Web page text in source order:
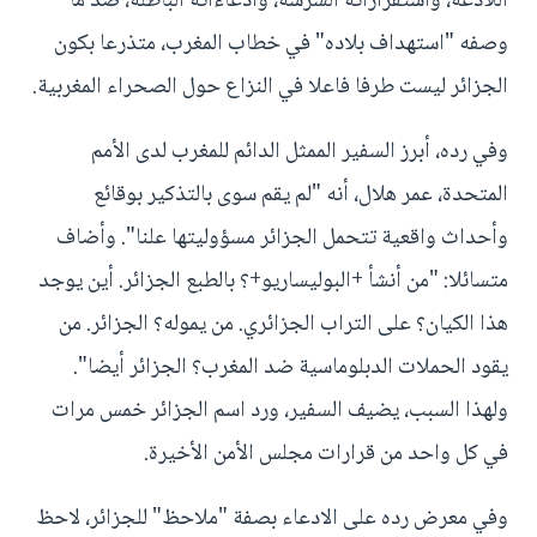
وصفه "استهداف بلاده" في خطاب المغرب، متذرعا بكون
الجزائر ليست طرفا فاعلا في النزاع حول الصحراء المغربية.
وفي رده، أبرز السفير الممثل الدائم للمغرب لدى الأمم
المتحدة، عمر هلال، أنه "لم يقم سوى بالتذكير بوقائع
وأحداث واقعية تتحمل الجزائر مسؤوليتها علنا". وأضاف
متسائلا: "من أنشأ +البوليساريو+؟ بالطبع الجزائر. أين يوجد
هذا الكيان؟ على التراب الجزائري. من يموله؟ الجزائر. من
يقود الحملات الدبلوماسية ضد المغرب؟ الجزائر أيضا".
ولهذا السبب، يضيف السفير، ورد اسم الجزائر خمس مرات
في كل واحد من قرارات مجلس الأمن الأخيرة.
وفي معرض رده على الادعاء بصفة "ملاحظ" للجزائر، لاحظ